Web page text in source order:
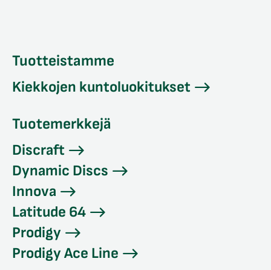
Tuotteistamme
Kiekkojen kuntoluokitukset
Tuotemerkkejä
Discraft
Dynamic Discs
Innova
Latitude 64
Prodigy
Prodigy Ace Line